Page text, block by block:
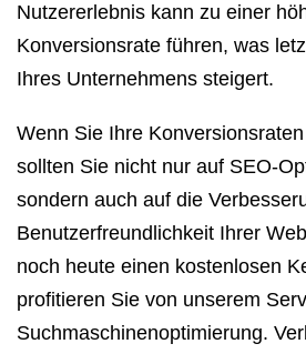
Nutzererlebnis kann zu einer
Konversionsrate führen, was
Ihres Unternehmens steigert.
Wenn Sie Ihre
sollten Sie nicht nur auf SEO-
sondern auch auf die
Benutzerfreundlichkeit Ihrer
noch heute einen kostenlosen
profitieren Sie von unserem
Suchmaschinenoptimierung.